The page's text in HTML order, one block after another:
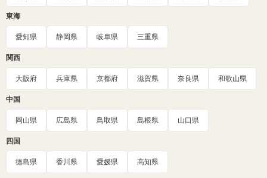
東海
愛知県 静岡県 岐阜県 三重県
関西
大阪府 兵庫県 京都府 滋賀県 奈良県 和歌山県
中国
岡山県 広島県 鳥取県 島根県 山口県
四国
徳島県 香川県 愛媛県 高知県